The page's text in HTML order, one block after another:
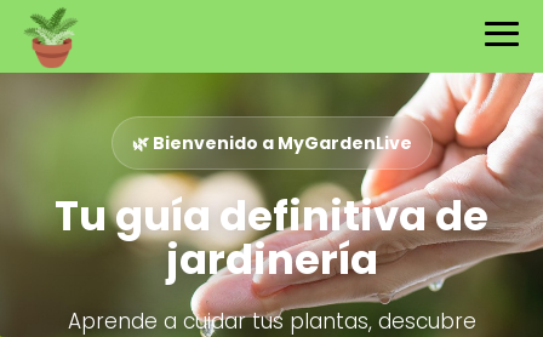
🌿 Bienvenido a MyGardenLive
Tu guía definitiva de
jardinería
Aprende a cuidar tus plantas, descubre